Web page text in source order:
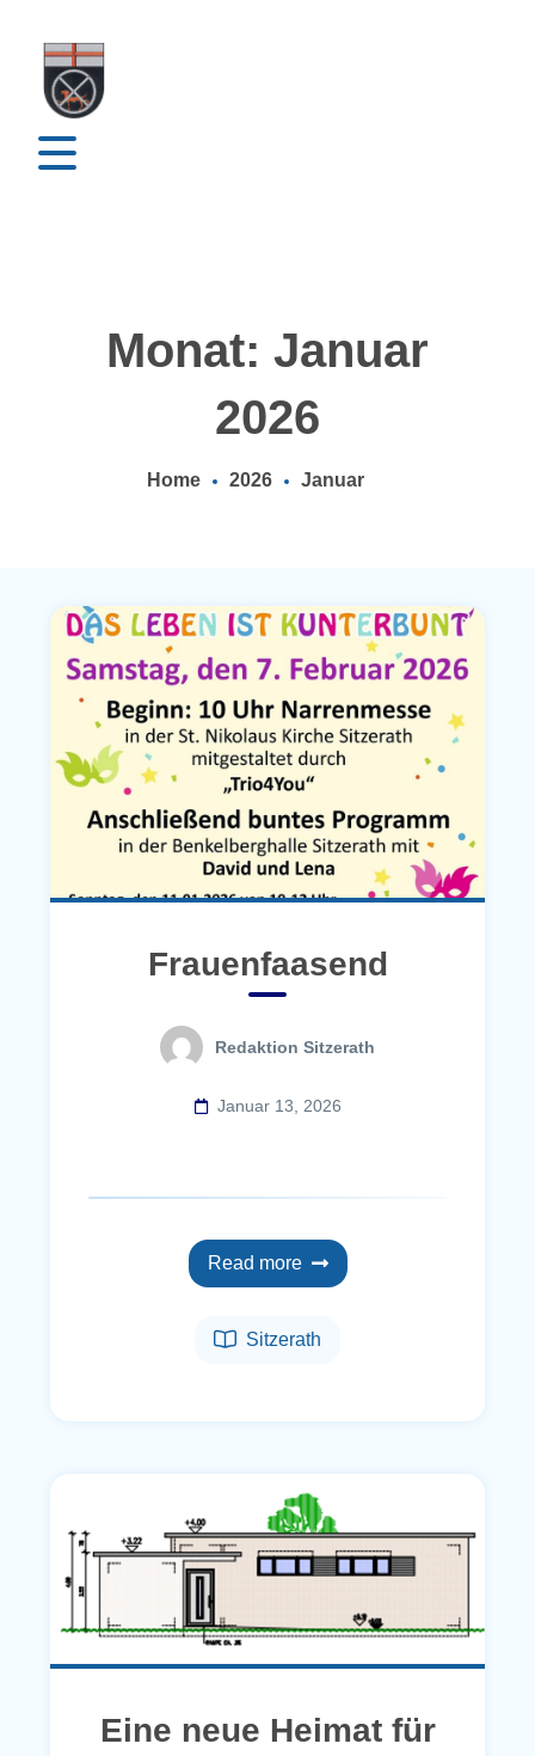
Monat: Januar
2026
Home 2026 Januar
Frauenfaasend
Redaktion Sitzerath
Januar 13, 2026
Read more
Sitzerath
Eine neue Heimat für